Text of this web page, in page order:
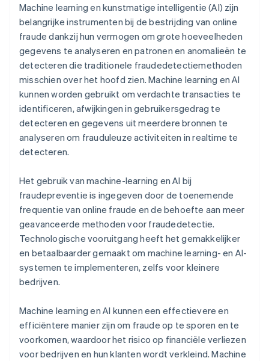
Machine learning en kunstmatige intelligentie (AI) zijn
belangrijke instrumenten bij de bestrijding van online
fraude dankzij hun vermogen om grote hoeveelheden
gegevens te analyseren en patronen en anomalieën te
detecteren die traditionele fraudedetectiemethoden
misschien over het hoofd zien. Machine learning en AI
kunnen worden gebruikt om verdachte transacties te
identificeren, afwijkingen in gebruikersgedrag te
detecteren en gegevens uit meerdere bronnen te
analyseren om frauduleuze activiteiten in realtime te
detecteren.
Het gebruik van machine-learning en AI bij
fraudepreventie is ingegeven door de toenemende
frequentie van online fraude en de behoefte aan meer
geavanceerde methoden voor fraudedetectie.
Technologische vooruitgang heeft het gemakkelijker
en betaalbaarder gemaakt om machine learning- en AI-
systemen te implementeren, zelfs voor kleinere
bedrijven.
Machine learning en AI kunnen een effectievere en
efficiëntere manier zijn om fraude op te sporen en te
voorkomen, waardoor het risico op financiële verliezen
voor bedrijven en hun klanten wordt verkleind. Machine